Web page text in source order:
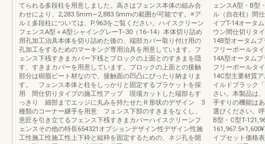
てられる多段柱を用意しました。高さはフェンス本体の組み合
わせにより、2,283.5mm∼2,883.5mmの範囲が可能です。※ア
ルミ多段柱については、P.963をご覧ください。ハイスクリーン
フェンスA型＋A型シャイングレーT--30（16--14）本体切り詰め
用孔加工治具本体を切り詰めた後の、端部カバー取り付け用の
孔加工をするためのマーキング専用治具を用意しています。フ
ェンス下桟すきまカバー下桟とブロックの上面とのすきまを隠
す、すきまカバーを用意しています。ブロックの上面との接触
部分は樹脂ビート材なので、接触面の凹凸にぴったり納まりま
す。 フェンス本体と柱をしっかりと固定するブラケットを採
用 間仕切りタイプの施工性アップ 現場カットした端部もす
っきり 細部までエッジに丸みを持たせたＲ形状のデザイン 3
種類のコーナー継手を用意 フェンス下部のすきまをなくし、
意匠を引き立てるフェンス下桟すきまカバーハイスクリーンフ
ェンスその他の特長654321オプションデザイン性デザイン性施
工性施工性施工性上下枠と縦枠を固定するための、ネジ孔を開
ェンスA型・B型
ル（自在柱）間
イプT-14オータ
ウン間仕切りタ
14B型オータム
フリーポールタ
14A型オータム
フリーポールタ
14C型主要材質
イルドブラック
さい。本製品は
手すりの機能は
選びください。
B型・C型T-
イプセット価格